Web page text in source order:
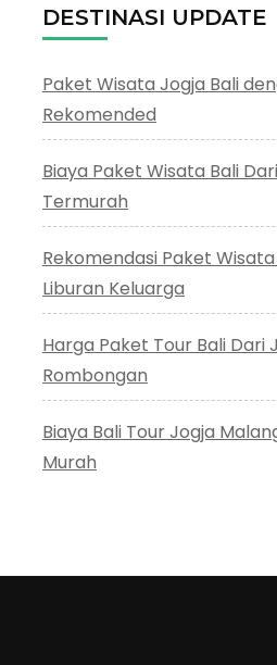
DESTINASI UPDATE
Paket Wisata Jogja Bali
Rekomended
Biaya Paket Wisata Bali
Termurah
Rekomendasi Paket
Liburan Keluarga
Harga Paket Tour Bali Dari
Rombongan
Biaya Bali Tour Jogja
Murah